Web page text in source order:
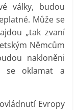
války, budou
Může se
„tak zvaní
Němcům
nakloněni
se oklamat a
Evropy